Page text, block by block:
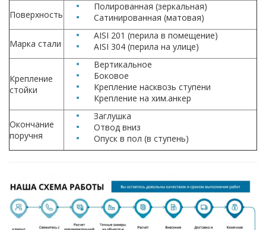
Поверхность
Полированная (зеркальная)
Сатинированная (матовая)
Марка стали
AISI 201 (перила в помещение)
AISI 304 (перила на улице)
Крепление
стойки
Вертикальное
Боковое
Крепление насквозь ступени
Крепление на хим.анкер
Окончание
поручня
Заглушка
Отвод вниз
Опуск в пол (в ступень)